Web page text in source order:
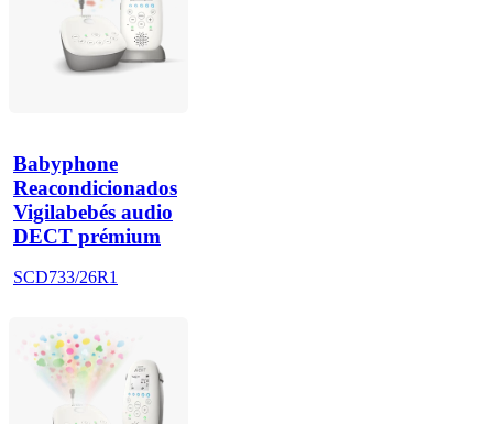
Babyphone
Reacondicionados
Vigilabebés audio
DECT prémium
SCD733/26R1